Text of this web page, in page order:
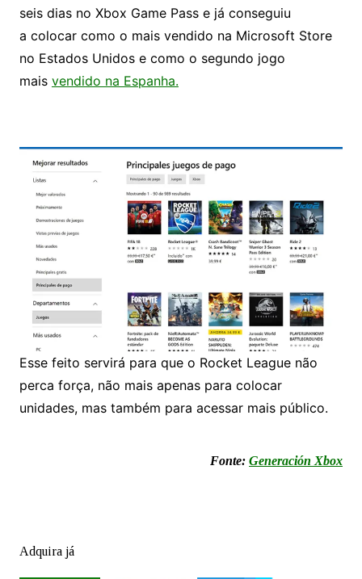
seis dias no Xbox Game Pass e já conseguiu
a colocar como o mais vendido na Microsoft Store
no Estados Unidos e como o segundo jogo
mais vendido na Espanha.
Esse feito servirá para que o Rocket League não
perca força, não mais apenas para colocar
unidades, mas também para acessar mais público.
Fonte:Generación Xbox
Adquira já